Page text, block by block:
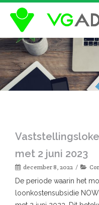
met 2 juni 2023
december 8, 2022
De periode waarin het
loonkostensubsidie